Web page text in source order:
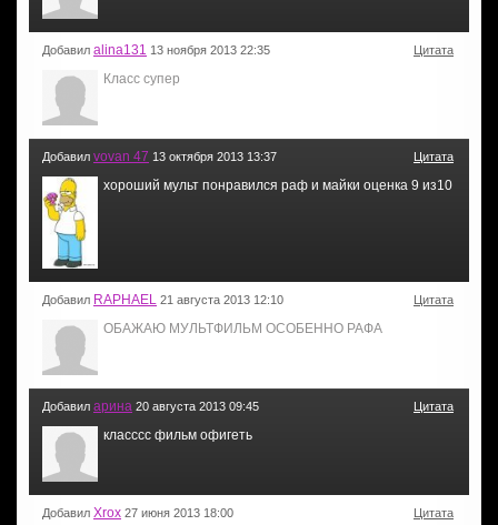
Добавил alina131 13 ноября 2013 22:35 Цитата
Класс супер
Добавил vovan 47 13 октября 2013 13:37 Цитата
хороший мульт понравился раф и майки оценка 9 из10
Добавил RAPHAEL 21 августа 2013 12:10 Цитата
ОБАЖАЮ МУЛЬТФИЛЬМ ОСОБЕННО РАФА
Добавил арина 20 августа 2013 09:45 Цитата
класссс фильм офигеть
Добавил Xrox 27 июня 2013 18:00 Цитата